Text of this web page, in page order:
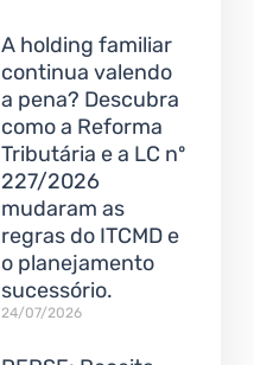
A holding familiar
continua valendo
a pena? Descubra
como a Reforma
Tributária e a LC nº
227/2026
mudaram as
regras do ITCMD e
o planejamento
sucessório.
24/07/2026